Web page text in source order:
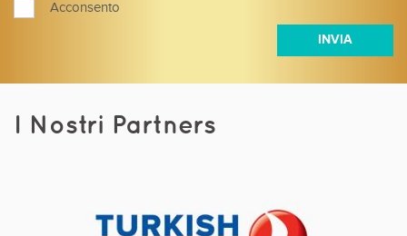
Acconsento
I Nostri Partners